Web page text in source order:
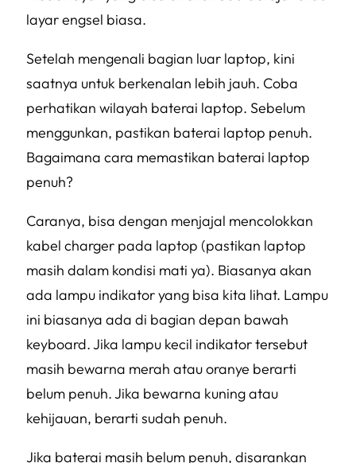
layar engsel biasa.
Setelah mengenali bagian luar laptop, kini
saatnya untuk berkenalan lebih jauh. Coba
perhatikan wilayah baterai laptop. Sebelum
menggunkan, pastikan baterai laptop penuh.
Bagaimana cara memastikan baterai laptop
penuh?
Caranya, bisa dengan menjajal mencolokkan
kabel charger pada laptop (pastikan laptop
masih dalam kondisi mati ya). Biasanya akan
ada lampu indikator yang bisa kita lihat. Lampu
ini biasanya ada di bagian depan bawah
keyboard. Jika lampu kecil indikator tersebut
masih bewarna merah atau oranye berarti
belum penuh. Jika bewarna kuning atau
kehijauan, berarti sudah penuh.
Jika baterai masih belum penuh, disarankan